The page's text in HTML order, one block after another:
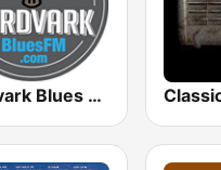
Aardvark Blues FM